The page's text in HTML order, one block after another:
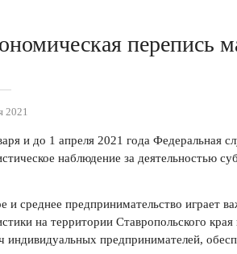
перепись
2021
и до 1 апреля 2021 года Федеральная
наблюдение за деятельностью
и среднее предпринимательство играет
на территории Ставропольского
индивидуальных предпринимателей,